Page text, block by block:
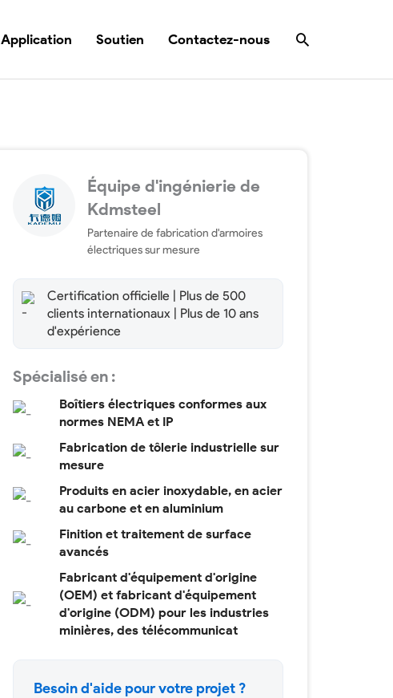
Application Soutien Contactez-nous Rechercher
Équipe d'ingénierie de
Kdmsteel
Partenaire de fabrication d'armoires
électriques sur mesure
Certification officielle | Plus de 500
clients internationaux | Plus de 10 ans
d'expérience
Spécialisé en :
Boîtiers électriques conformes aux
normes NEMA et IP
Fabrication de tôlerie industrielle sur
mesure
Produits en acier inoxydable, en acier
au carbone et en aluminium
Finition et traitement de surface
avancés
Fabricant d'équipement d'origine
(OEM) et fabricant d'équipement
d'origine (ODM) pour les industries
minières, des télécommunicat
Besoin d'aide pour votre projet ?